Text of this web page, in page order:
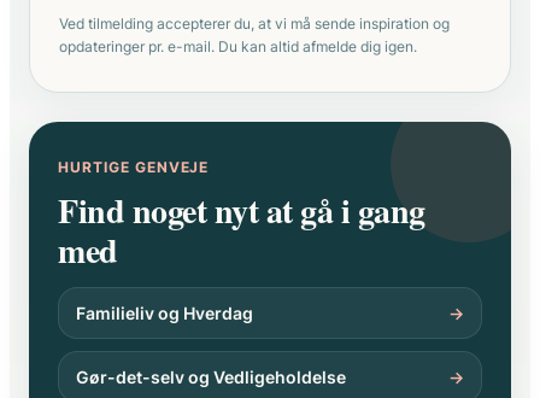
Ved tilmelding accepterer du, at vi må sende inspiration og
opdateringer pr. e-mail. Du kan altid afmelde dig igen.
HURTIGE GENVEJE
Find noget nyt at gå i gang
med
Familieliv og Hverdag →
Gør-det-selv og Vedligeholdelse →